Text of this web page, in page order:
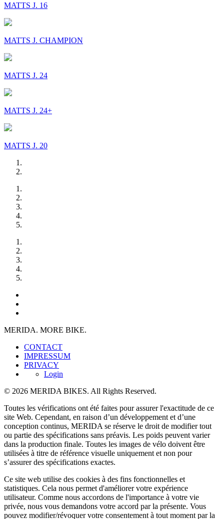
MATTS J. 16
MATTS J. CHAMPION
MATTS J. 24
MATTS J. 24+
MATTS J. 20
MERIDA. MORE BIKE.
CONTACT
IMPRESSUM
PRIVACY
Login
© 2026 MERIDA BIKES. All Rights Reserved.
Toutes les vérifications ont été faites pour assurer l'exactitude de ce
site Web. Cependant, en raison d’un développement et d’une
conception continus, MERIDA se réserve le droit de modifier tout
ou partie des spécifications sans préavis. Les poids peuvent varier
dans la production finale. Toutes les images de vélo doivent être
utilisées à titre de référence visuelle uniquement et non pour
s’assurer des spécifications exactes.
Ce site web utilise des cookies à des fins fonctionnelles et
statistiques. Cela nous permet d'améliorer votre expérience
utilisateur. Comme nous accordons de l'importance à votre vie
privée, nous vous demandons votre accord par la présente. Vous
pouvez modifier/révoquer votre consentement à tout moment par la